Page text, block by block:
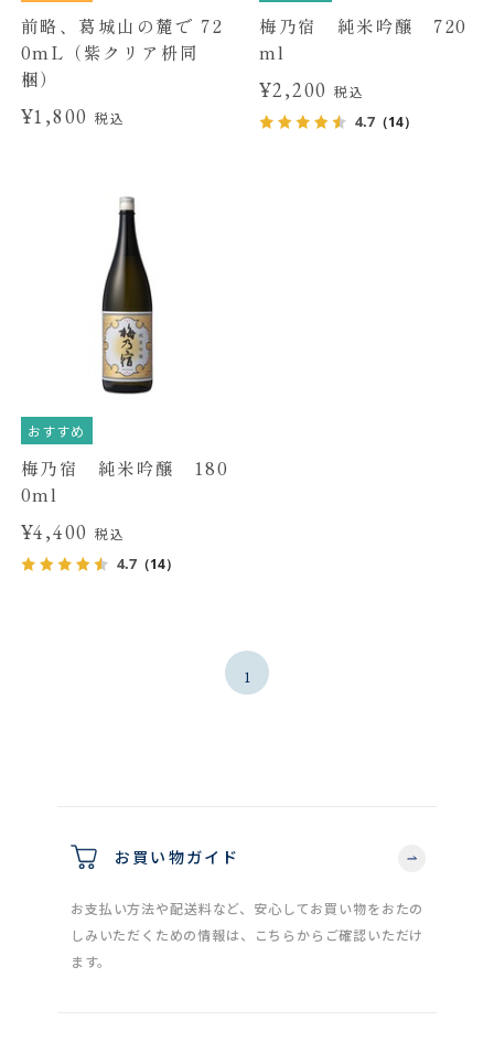
前略、葛城山の麓で 72
0mL（紫クリア枡同
梱）
¥1,800税込
梅乃宿 純米吟醸 720
ml
¥2,200 税込
4.7 （14）
おすすめ
梅乃宿 純米吟醸 180
0ml
¥4,400税込
4.7（14）
1
お買い物ガイド
お支払い方法や配送料など、安心してお買い物をおたの
しみいただくための情報は、こちらからご確認いただけ
ます。